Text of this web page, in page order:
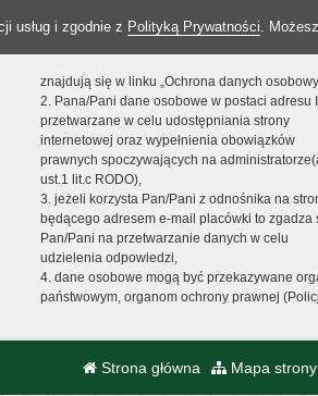
usług i zgodnie z Polityką Prywatności.
znajdują się w linku „Ochrona danych
2. Pana/Pani dane osobowe w postaci adresu
przetwarzane w celu udostępniania strony
internetowej oraz wypełnienia obowiązków
prawnych spoczywających na
ust.1 lit.c RODO),
3. jeżeli korzysta Pan/Pani z odnośnika na
będącego adresem e-mail placówki to zgadza
Pan/Pani na przetwarzanie danych w celu
udzielenia odpowiedzi,
4. dane osobowe mogą być przekazywane
państwowym, organom ochrony prawnej
Strona główna Mapa strony